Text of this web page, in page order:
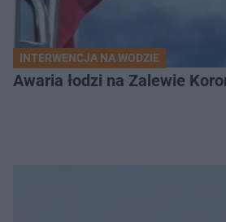
INTERWENCJA NA WODZIE
Awaria łodzi na Zalewie